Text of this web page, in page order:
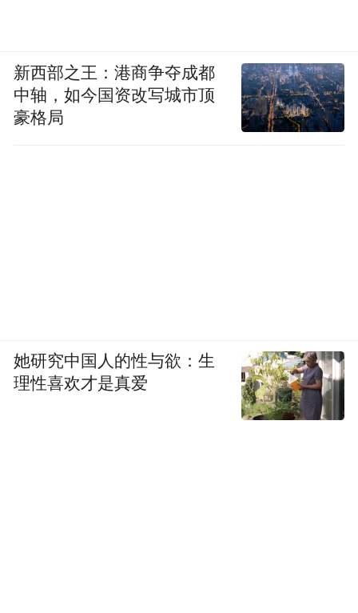
新西部之王：港商争夺成都
中轴，如今国资改写城市顶
豪格局
她研究中国人的性与欲：生
理性喜欢才是真爱